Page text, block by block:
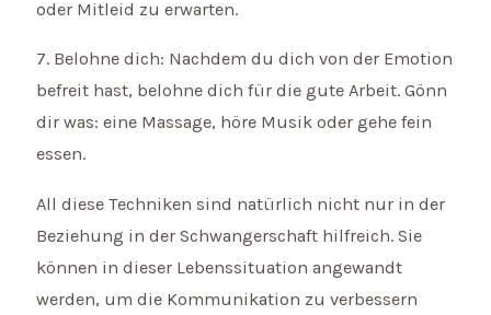
oder Mitleid zu erwarten.
7. Belohne dich: Nachdem du dich von der Emotion
befreit hast, belohne dich für die gute Arbeit. Gönn
dir was: eine Massage, höre Musik oder gehe fein
essen.
All diese Techniken sind natürlich nicht nur in der
Beziehung in der Schwangerschaft hilfreich. Sie
können in dieser Lebenssituation angewandt
werden, um die Kommunikation zu verbessern